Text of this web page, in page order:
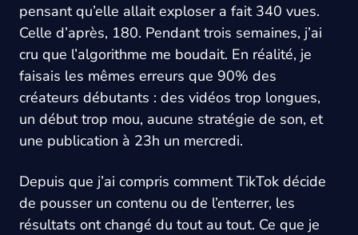
pensant qu’elle allait exploser a fait 340 vues.
Celle d’après, 180. Pendant trois semaines, j’ai
cru que l’algorithme me boudait. En réalité, je
faisais les mêmes erreurs que 90% des
créateurs débutants : des vidéos trop longues,
un début trop mou, aucune stratégie de son, et
une publication à 23h un mercredi.
Depuis que j’ai compris comment TikTok décide
de pousser un contenu ou de l’enterrer, les
résultats ont changé du tout au tout. Ce que je